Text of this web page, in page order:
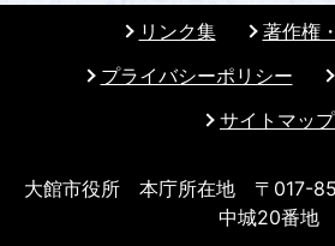
リンク集
著作権
プライバシーポリシー
サイトマップ
大館市役所 本庁所在地 〒017-
中城20番地